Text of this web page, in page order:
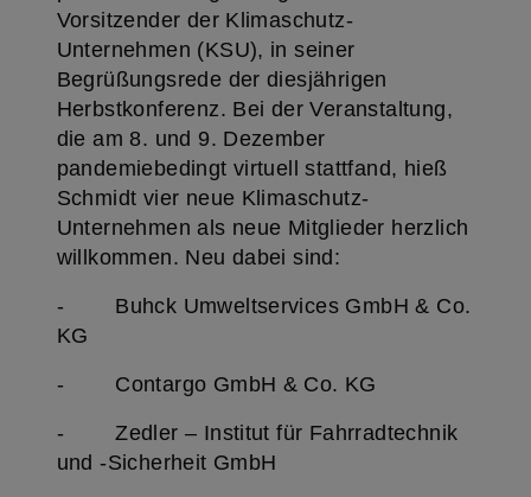
Vorsitzender der Klimaschutz-
Unternehmen (KSU), in seiner
Begrüßungsrede der diesjährigen
Herbstkonferenz. Bei der Veranstaltung,
die am 8. und 9. Dezember
pandemiebedingt virtuell stattfand, hieß
Schmidt vier neue Klimaschutz-
Unternehmen als neue Mitglieder herzlich
willkommen. Neu dabei sind:
- Buhck Umweltservices GmbH & Co.
KG
- Contargo GmbH & Co. KG
- Zedler – Institut für Fahrradtechnik
und -Sicherheit GmbH